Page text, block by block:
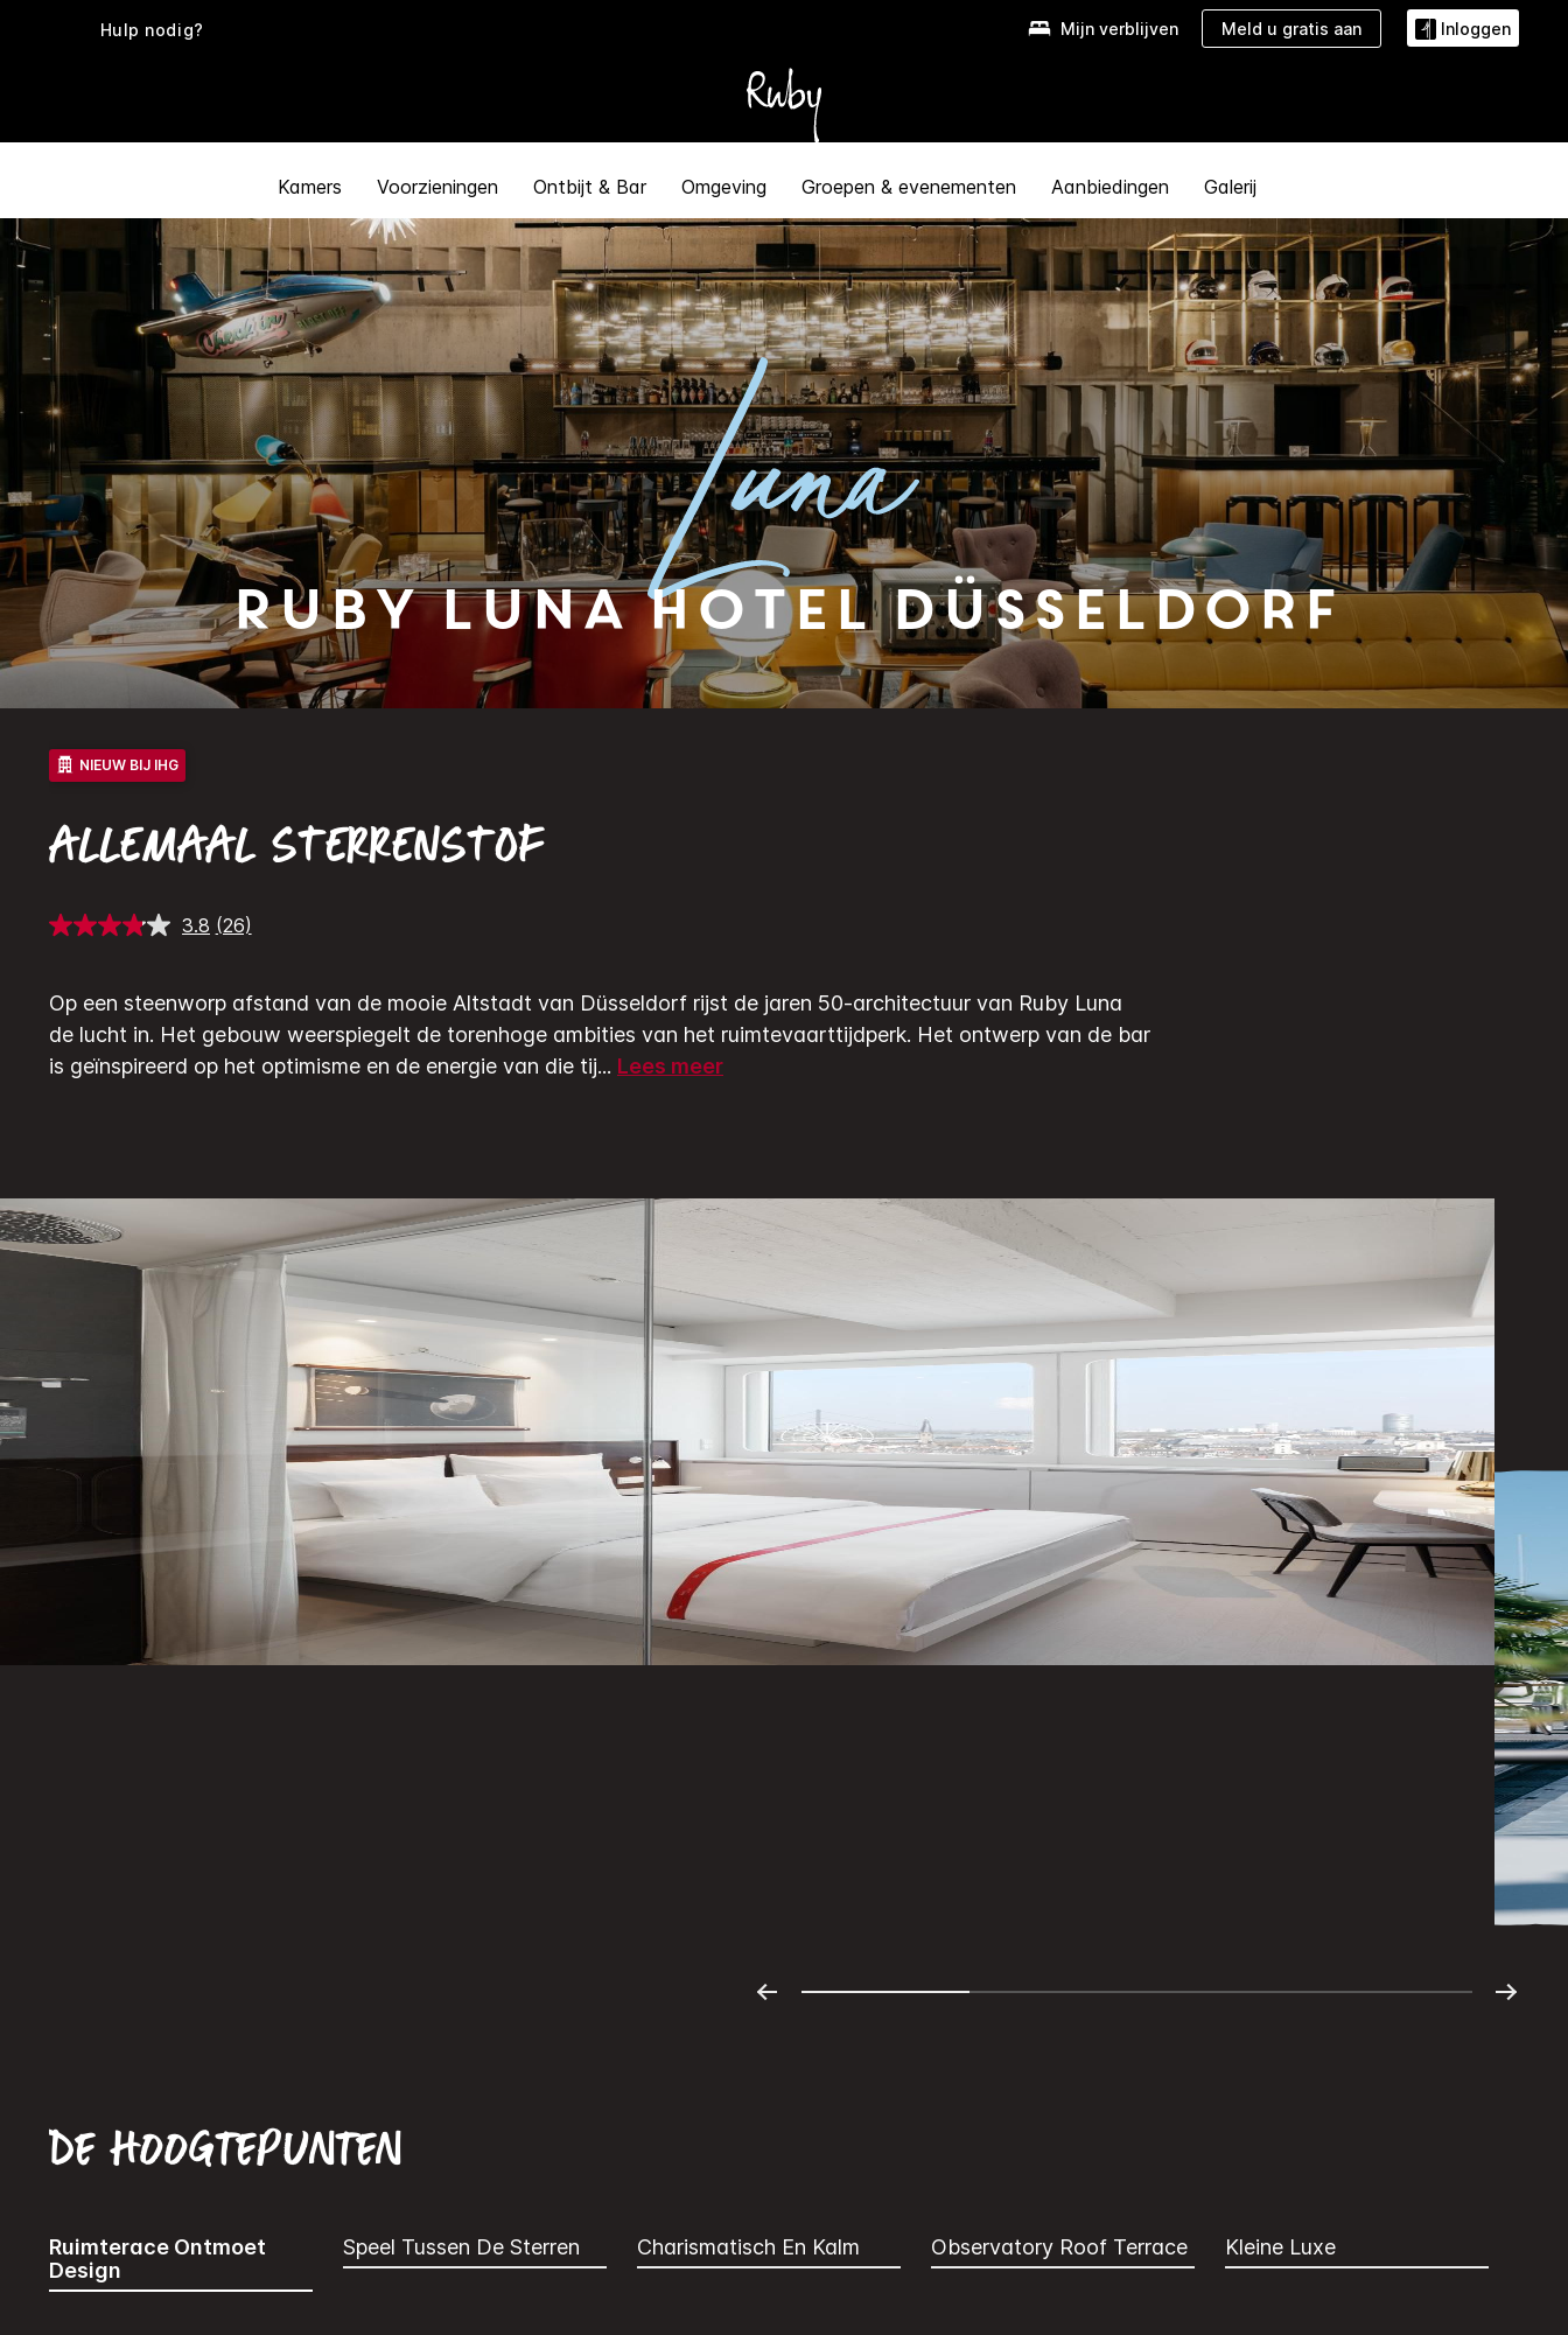
Hulp nodig? Mijn verblijven Meld u gratis aan Inloggen
Kamers Voorzieningen Ontbijt & Bar Omgeving Groepen & evenementen Aanbiedingen Galerij
Ruby Luna Hotel Düsseldorf
NIEUW BIJ IHG
ALLEMAAL STERRENSTOF
3.8 Lees
Dezelfde
paginalink.
(26)
Op een steenworp afstand van de mooie Altstadt van Düsseldorf rijst de jaren 50-architectuur van Ruby Luna
de lucht in. Het gebouw weerspiegelt de torenhoge ambities van het ruimtevaarttijdperk. Het ontwerp van de bar
is geïnspireerd op het optimisme en de energie van die tij... Lees meer
De hoogtepunten
Ruimterace Ontmoet
Design
Speel Tussen De Sterren Charismatisch En Kalm Observatory Roof Terrace Kleine Luxe